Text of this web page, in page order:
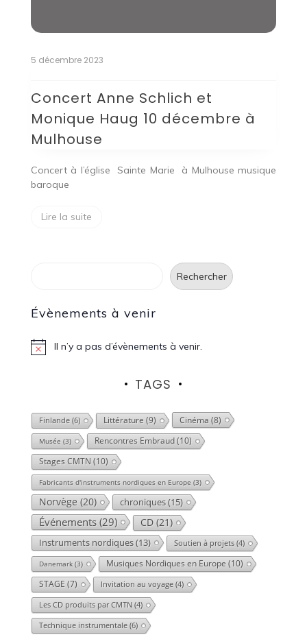
5 décembre 2023
Concert Anne Schlich et
Monique Haug 10 décembre à
Mulhouse
Concert à l’église Sainte Marie à Mulhouse musique
baroque
Lire la suite
Rechercher
Évènements à venir
N
e
Il n’y a pas d’évènements à venir.
TAGS
Finlande(6) Littérature (9) Cinéma (8)
Musée (3) Rencontres Embraud(10)
Stages CMTN (10)
Fabricants d'instruments nordiques en Europe (3)
Norvège (20) chroniques(15)
Événements(29) CD(21)
Instruments nordiques(13) Soutien à projets(4)
Danemark(3) Musiques Nordiques en Europe (10)
STAGE (7) Invitation au voyage(4)
Les CD produits par CMTN(4)
Technique instrumentale(6)